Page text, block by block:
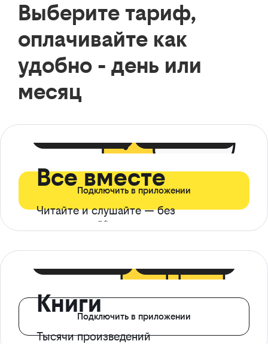
Выберите тариф,
оплачивайте как
удобно - день или
месяц
Все вместе
Читайте и слушайте — без
ограничений*
Подключить в приложении
Книги
Тысячи произведений
Подключить в приложении